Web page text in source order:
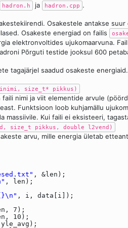
hadron.h ja hadron.cpp .
Osakestele antakse
Osakeste energiad on failis
elektronvoltides ujukomaarvuna.
Põrguti testide jooksul 600
tagajärjel saadud osakeste energiaid.
size_t* pikkus)
nimi ja viit elementide arvule
Funktsioon loob kuhjamällu
massiivile. Kui faili ei eksisteeri,
size_t pikkus, double l2vend)
arvu, mille energia ületab
, &len);
, len);
, i, data[i]);
7);
10);